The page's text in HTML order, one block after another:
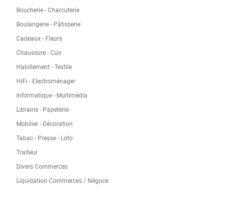
Boucherie - Charcuterie
Boulangerie - Pâtisserie
Cadeaux - Fleurs
Chaussure - Cuir
Habillement - Textile
HiFi - Electroménager
Informatique - Multimédia
Librairie - Papeterie
Mobilier - Décoration
Tabac - Presse - Loto
Traiteur
Divers Commerces
Liquidation Commerces / Négoce